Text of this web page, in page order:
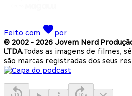
Feito com
por
© 2002 - 2026 Jovem Nerd
LTDA.Todas as imagens de filmes,
são marcas registradas dos seus